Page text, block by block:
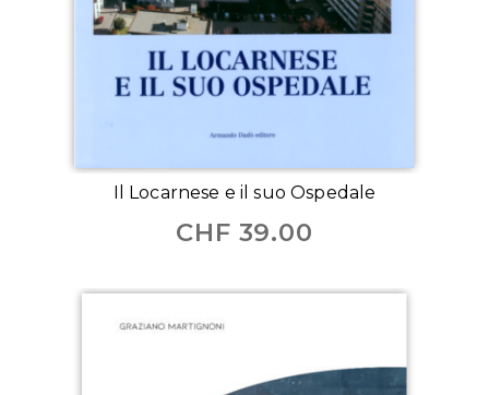
Il Locarnese e il suo Ospedale
CHF 39.00